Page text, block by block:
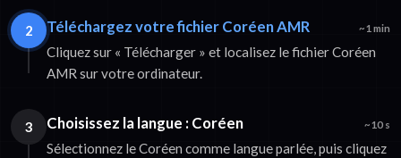
2 Téléchargez votre fichier Coréen AMR ~1 min
Cliquez sur « Télécharger » et localisez le fichier Coréen
AMR sur votre ordinateur.
3 Choisissez la langue : Coréen ~10 s
Sélectionnez le Coréen comme langue parlée, puis cliquez